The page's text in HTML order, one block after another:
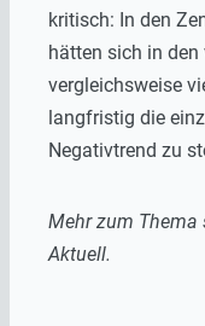
kritisch: In den
hätten sich in den
vergleichsweise
langfristig die
Negativtrend zu
Mehr zum Thema
Aktuell.